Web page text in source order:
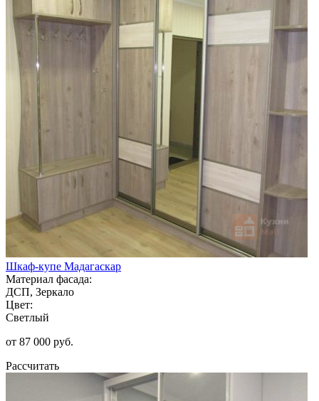
Шкаф-купе Мадагаскар
Материал фасада:
ДСП, Зеркало
Цвет:
Светлый
от 87 000 руб.
Рассчитать